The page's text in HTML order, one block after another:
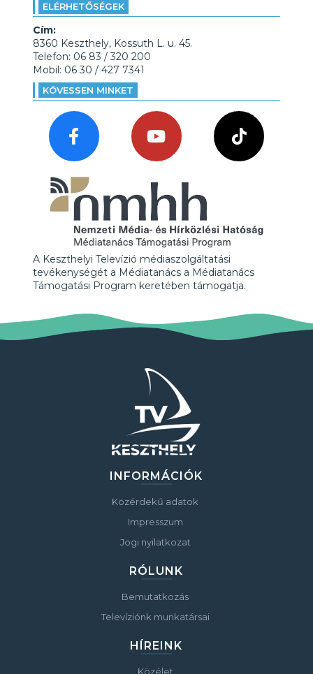
ELÉRHETŐSÉGEK
Cím:
8360 Keszthely, Kossuth L. u. 45.
Telefon: 06 83 / 320 200
Mobil: 06 30 / 427 7341
KÖVESSEN MINKET
A Keszthelyi Televízió médiaszolgáltatási
tevékenységét a Médiatanács a Médiatanács
Támogatási Program keretében támogatja.
INFORMÁCIÓK
Közérdekű adatok
Impresszum
Jogi nyilatkozat
RÓLUNK
Bemutatkozás
Televíziónk munkatársai
HÍREINK
Közélet